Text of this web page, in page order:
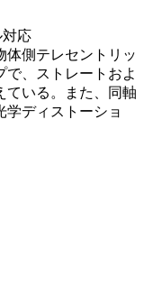
対応
体側テレセントリッ
で、ストレートおよ
ている。また、同軸
学ディストーショ